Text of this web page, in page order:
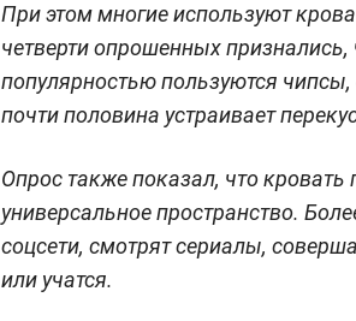
При этом многие используют
четверти опрошенных
популярностью пользуются
почти половина устраивает
Опрос также показал, что кровать
универсальное пространство.
соцсети, смотрят сериалы,
или учатся.